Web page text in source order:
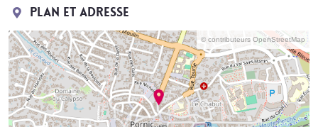
Plan et adresse
© contributeurs OpenStreetMap